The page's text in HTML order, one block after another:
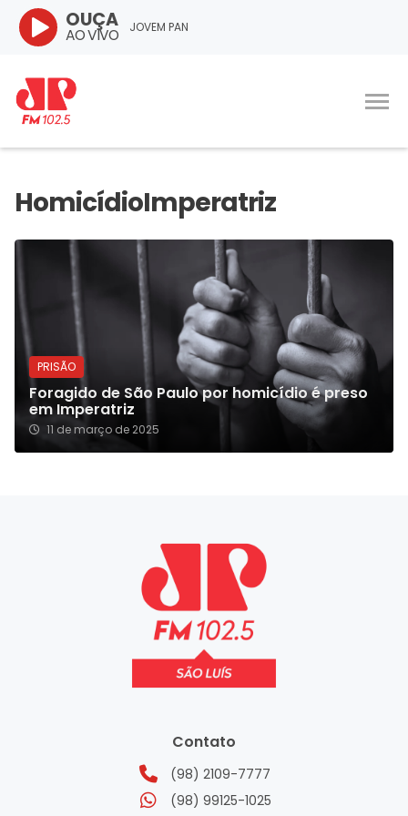
JOVEM PAN
OUÇA
AO VIVO
PRISÃO
Foragido de São Paulo por homicídio é preso
em Imperatriz
11 de março de 2025
Contato
(98) 2109-7777
(98) 99125-1025